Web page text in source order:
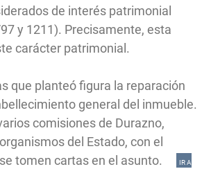
de interés patrimonial
y 1211). Precisamente, esta
carácter patrimonial.
que planteó figura la reparación
general del inmueble.
comisiones de Durazno,
del Estado, con el
tomen cartas en el asunto.
IR A